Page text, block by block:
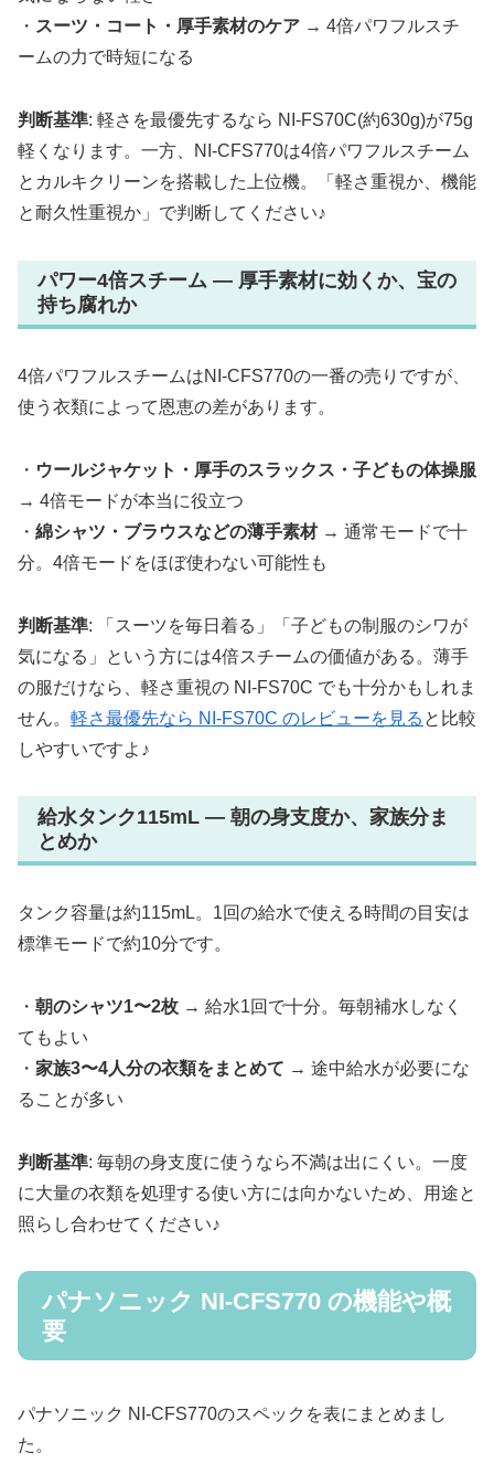
・ スーツ・コート・厚手素材のケア → 4倍パワフルスチ
ームの力で時短になる
判断基準: 軽さを最優先するなら NI-FS70C(約630g)が75g
軽くなります。一方、NI-CFS770は4倍パワフルスチーム
とカルキクリーンを搭載した上位機。「軽さ重視か、機能
と耐久性重視か」で判断してください♪
パワー4倍スチーム — 厚手素材に効くか、宝の
持ち腐れか
4倍パワフルスチームはNI-CFS770の一番の売りですが、
使う衣類によって恩恵の差があります。
・ ウールジャケット・厚手のスラックス・子どもの体操服
→ 4倍モードが本当に役立つ
・ 綿シャツ・ブラウスなどの薄手素材→ 通常モードで十
分。4倍モードをほぼ使わない可能性も
判断基準: 「スーツを毎日着る」「子どもの制服のシワが
気になる」という方には4倍スチームの価値がある。薄手
の服だけなら、軽さ重視の NI-FS70C でも十分かもしれま
せん。 軽さ最優先なら NI-FS70C のレビューを見る と比較
しやすいですよ♪
給水タンク115mL — 朝の身支度か、家族分ま
とめか
タンク容量は約115mL。1回の給水で使える時間の目安は
標準モードで約10分です。
・ 朝のシャツ1〜2枚 → 給水1回で十分。毎朝補水しなく
てもよい
・ 家族3〜4人分の衣類をまとめて → 途中給水が必要にな
ることが多い
判断基準: 毎朝の身支度に使うなら不満は出にくい。一度
に大量の衣類を処理する使い方には向かないため、用途と
照らし合わせてください♪
パナソニック NI-CFS770 の機能や概
要
パナソニック NI-CFS770のスペックを表にまとめまし
た。